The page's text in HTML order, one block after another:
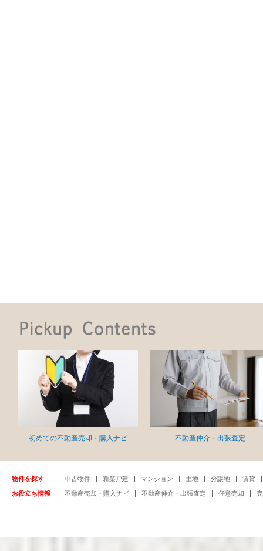
初めての不動産売却・購入ナビ 不動産仲介・出張査定
物件を探す 中古物件 新築戸建 マンション 土地 分譲地 賃貸
お役立ち情報 不動産売却・購入ナビ 不動産仲介・出張査定 任意売却